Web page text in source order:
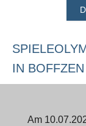
IN BOFFZEN
Am